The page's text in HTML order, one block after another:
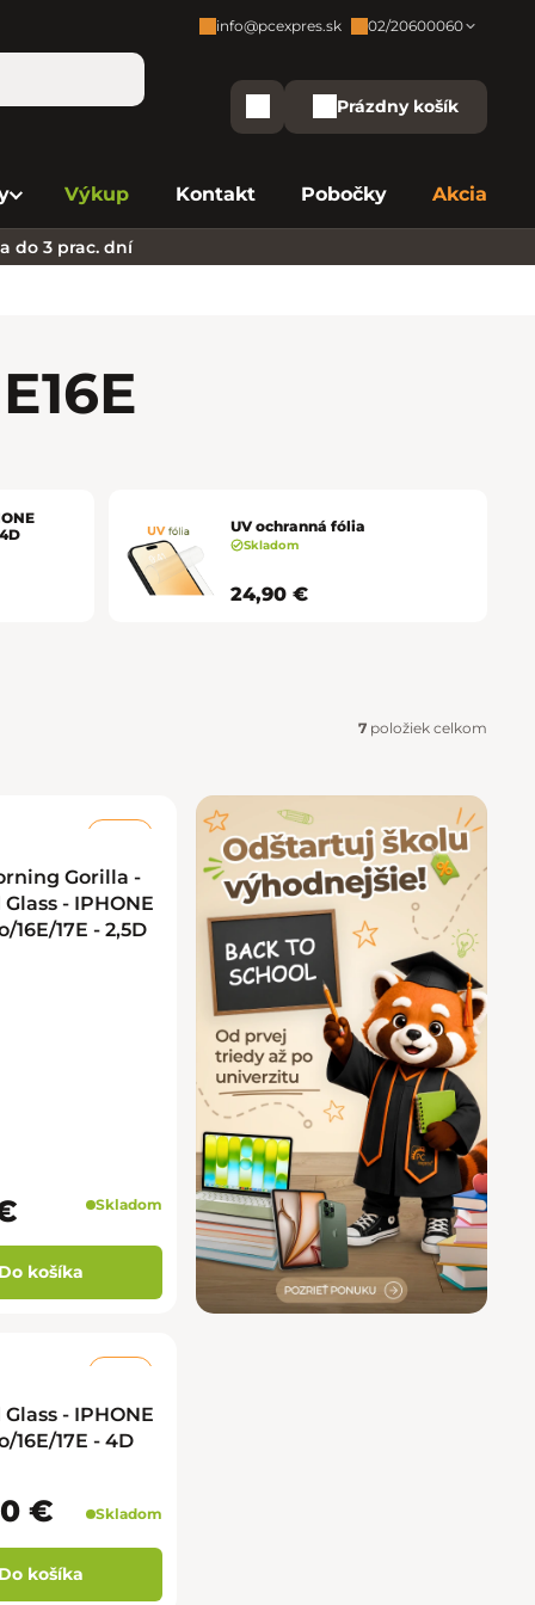
Zákaznícka podpora:
info@pcexpres.sk 02/20600060
Bratislava - Avion 02/20 60 00 61
Bratislava - Aupark
Bratislava - Eurovea
Košice - Optima 02/20 60 00 72
Košice - Žižkova 13
Prešov - Eperia 02/20 60 00 70
Prievidza - Korzo 02/20 60 00 82
Trenčín - Laugaricio 02/20 60 00 80
Trnava - City Arena 02/20 60 00 69
02/20 60 00 74
Nákupný košík
Prázdny košík
Výkup Kontakt Pobočky Akcia
do 3 prac. dní
16E
UV ochranná fólia
Skladom
24,90 €
7 položiek celkom
Gorilla -
- IPHONE
16E/17E - 2,5D
Skladom
Do košíka
- IPHONE
16E/17E - 4D
€ Skladom
Do košíka